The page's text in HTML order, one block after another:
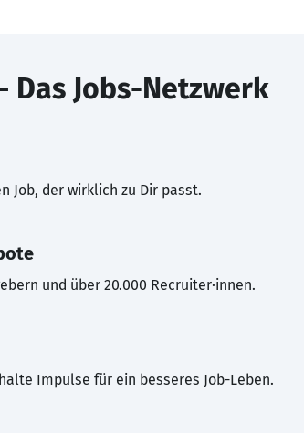
Das Jobs-Netzwerk
Job, der wirklich zu Dir passt.
und über 20.000 Recruiter·innen.
Impulse für ein besseres Job-Leben.